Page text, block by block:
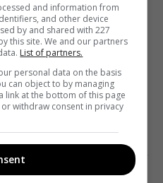
прем’єру
участю Андрія
мистецтво протистоїть
Facebook
and information from
and other device
by and shared with 227
this site. We and our partners
List of partners.
personal data on the basis
can object to by managing
link at the bottom of this page
withdraw consent in privacy